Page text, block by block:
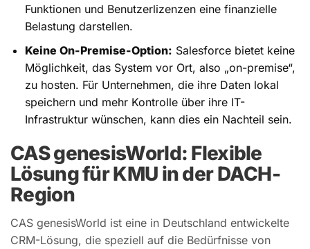
Funktionen und Benutzerlizenzen eine finanzielle
Belastung darstellen.
Keine On-Premise-Option: Salesforce bietet keine
Möglichkeit, das System vor Ort, also „on-premise“,
zu hosten. Für Unternehmen, die ihre Daten lokal
speichern und mehr Kontrolle über ihre IT-
Infrastruktur wünschen, kann dies ein Nachteil sein.
CAS genesisWorld: Flexible
Lösung für KMU in der DACH-
Region
CAS genesisWorld ist eine in Deutschland entwickelte
CRM-Lösung, die speziell auf die Bedürfnisse von